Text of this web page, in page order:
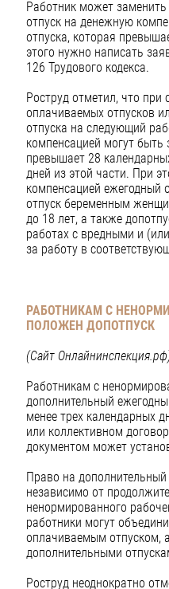
Работник может
отпуск на денежную
отпуска, которая
этого нужно написать
126 Трудового кодекса.
Роструд отметил, что
оплачиваемых отпусков
отпуска на следующий
компенсацией могут быть
превышает 28
дней из этой части. При
компенсацией ежегодный
отпуск беременным
до 18 лет, а также
работах с вредными и
за работу в
РАБОТНИКАМ С
ПОЛОЖЕН ДОПОТПУСК
(Сайт
Работникам с
дополнительный
менее трех календарных
или коллективном
документом может
Право на дополнительный
независимо от
ненормированного
работники могут
оплачиваемым отпуском,
дополнительными
Роструд неоднократно